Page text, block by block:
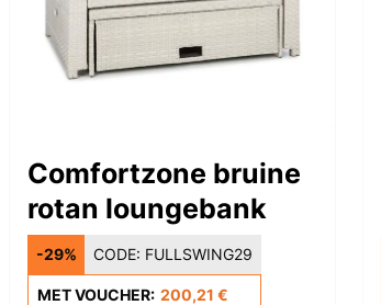
Comfortzone bruine
rotan loungebank
-29% CODE: FULLSWING29
MET VOUCHER: 200,21 €